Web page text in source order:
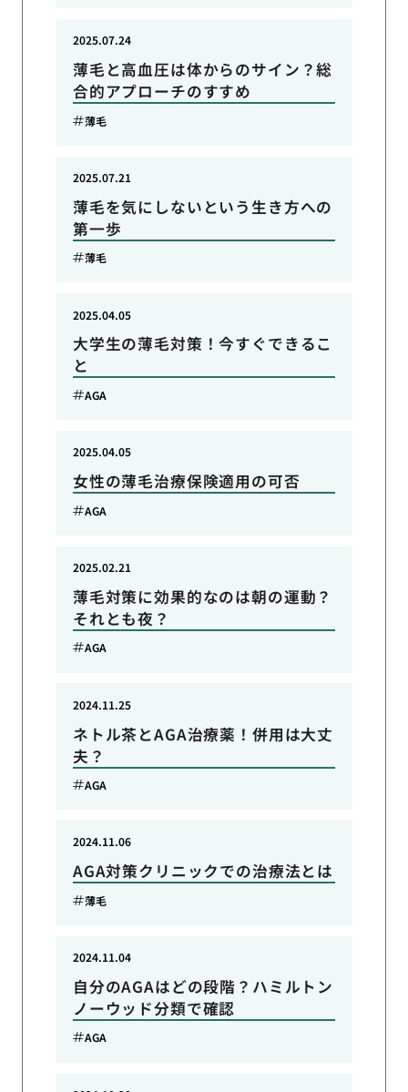
薄毛と高血圧は体からのサイン？総
合的アプローチのすすめ
2025.07.24
薄毛
薄毛を気にしないという生き方への
第一歩
2025.07.21
薄毛
大学生の薄毛対策！今すぐできるこ
と
2025.04.05
AGA
女性の薄毛治療保険適用の可否
2025.04.05
AGA
薄毛対策に効果的なのは朝の運動？
それとも夜？
2025.02.21
AGA
ネトル茶とAGA治療薬！併用は大丈
夫？
2024.11.25
AGA
AGA対策クリニックでの治療法とは
2024.11.06
薄毛
自分のAGAはどの段階？ハミルトン
ノーウッド分類で確認
2024.11.04
AGA